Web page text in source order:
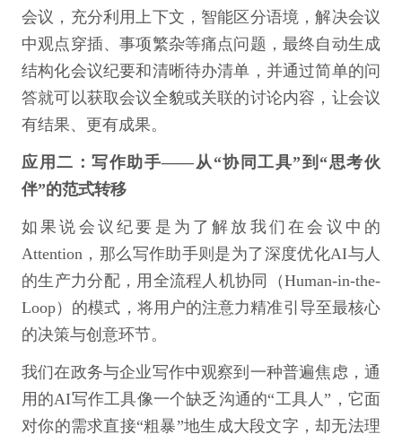
会议，充分利用上下文，智能区分语境，解决会议
中观点穿插、事项繁杂等痛点问题，最终自动生成
结构化会议纪要和清晰待办清单，并通过简单的问
答就可以获取会议全貌或关联的讨论内容，让会议
有结果、更有成果。
应用二：写作助手——从“协同工具”到“思考伙
伴”的范式转移
如果说会议纪要是为了解放我们在会议中的
Attention，那么写作助手则是为了深度优化AI与人
的生产力分配，用全流程人机协同（Human-in-the-
Loop）的模式，将用户的注意力精准引导至最核心
的决策与创意环节。
我们在政务与企业写作中观察到一种普遍焦虑，通
用的AI写作工具像一个缺乏沟通的“工具人”，它面
对你的需求直接“粗暴”地生成大段文字，却无法理